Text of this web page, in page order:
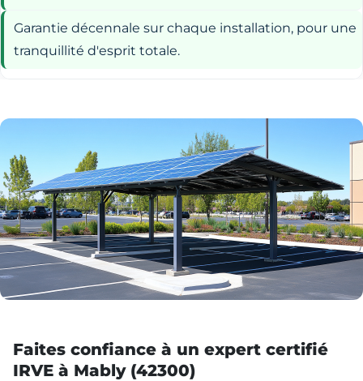
Garantie décennale sur chaque installation, pour une
tranquillité d'esprit totale.
Faites confiance à un expert certifié
IRVE à Mably (42300)